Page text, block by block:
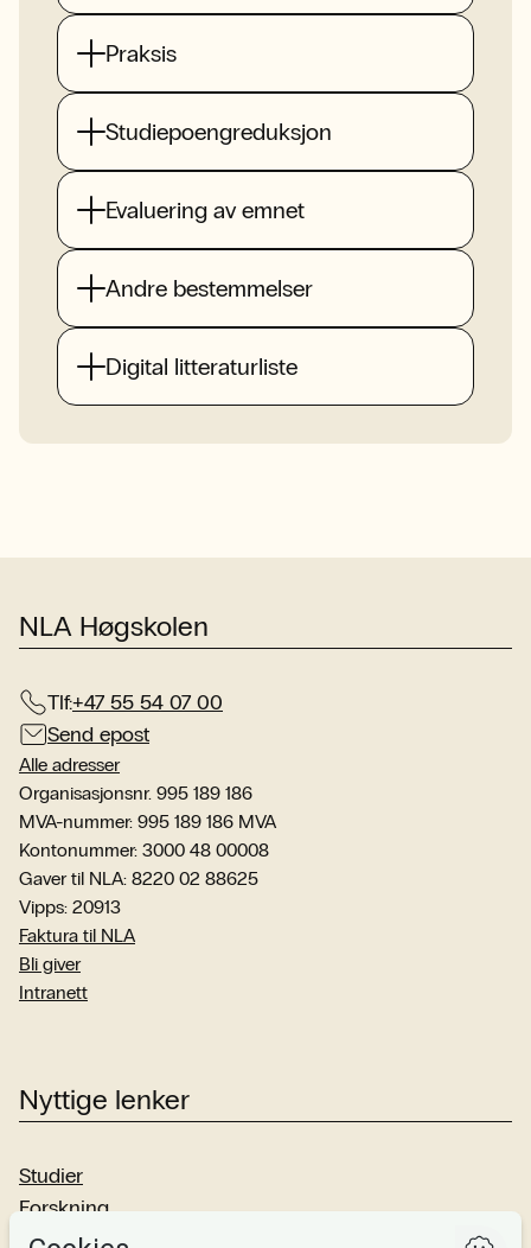
Praksis
Studiepoengreduksjon
Evaluering av emnet
Andre bestemmelser
Digital litteraturliste
NLA Høgskolen
Tlf:+47 55 54 07 00
Send epost
Alle adresser
Organisasjonsnr. 995 189 186
MVA-nummer: 995 189 186 MVA
Kontonummer: 3000 48 00008
Gaver til NLA: 8220 02 88625
Vipps: 20913
Faktura til NLA
Bli giver
Intranett
Nyttige lenker
Studier
Forskning
Om oss